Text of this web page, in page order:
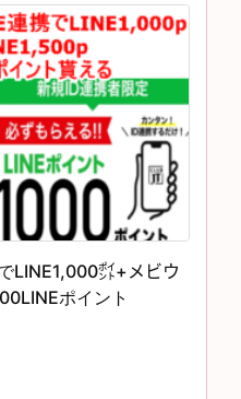
LINE1,000㌽+メビウ
ポイント